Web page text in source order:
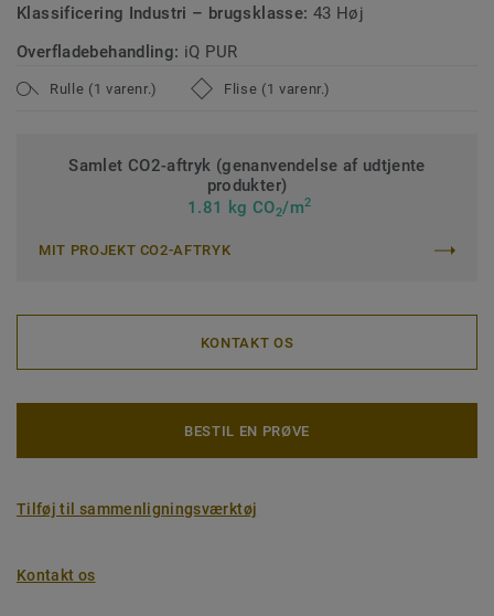
Klassificering Industri – brugsklasse: 43 Høj
Overfladebehandling: iQ PUR
Rulle (1 varenr.) Flise (1 varenr.)
Samlet CO2-aftryk (genanvendelse af udtjente
produkter)
1.81 kg CO2/m2
MIT PROJEKT CO2-AFTRYK
KONTAKT OS
BESTIL EN PRØVE
Tilføj til sammenligningsværktøj
Kontakt os